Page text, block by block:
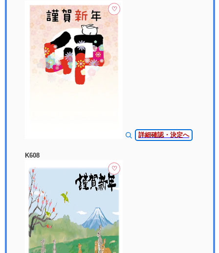
♡
詳細確認・決定へ
K608
♡